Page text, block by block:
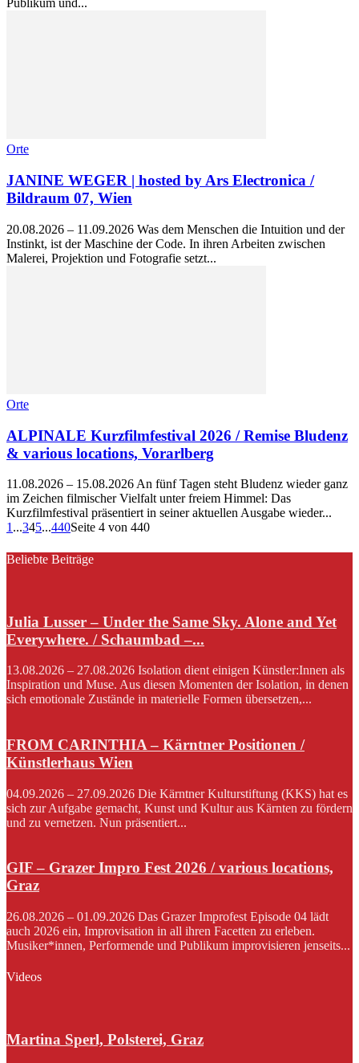
Publikum und...
Orte
JANINE WEGER | hosted by Ars Electronica /
Bildraum 07, Wien
20.08.2026 – 11.09.2026 Was dem Menschen die Intuition und der
Instinkt, ist der Maschine der Code. In ihren Arbeiten zwischen
Malerei, Projektion und Fotografie setzt...
Orte
ALPINALE Kurzfilmfestival 2026 / Remise Bludenz
& various locations, Vorarlberg
11.08.2026 – 15.08.2026 An fünf Tagen steht Bludenz wieder ganz
im Zeichen filmischer Vielfalt unter freiem Himmel: Das
Kurzfilmfestival präsentiert in seiner aktuellen Ausgabe wieder...
1 ...345...440Seite 4 von 440
Beliebte Beiträge
Julia Lusser – Under the Same Sky. Alone and Yet
Everywhere. / Schaumbad –...
13.08.2026 – 27.08.2026 Isolation dient einigen Künstler:Innen als
Inspiration und Muse. Aus diesen Momenten der Isolation, in denen
sich emotionale Zustände in materielle Formen übersetzen,...
FROM CARINTHIA – Kärntner Positionen /
Künstlerhaus Wien
04.09.2026 – 27.09.2026 Die Kärntner Kulturstiftung (KKS) hat es
sich zur Aufgabe gemacht, Kunst und Kultur aus Kärnten zu fördern
und zu vernetzen. Nun präsentiert...
GIF – Grazer Impro Fest 2026 / various locations,
Graz
26.08.2026 – 01.09.2026 Das Grazer Improfest Episode 04 lädt
auch 2026 ein, Improvisation in all ihren Facetten zu erleben.
Musiker*innen, Performende und Publikum improvisieren jenseits...
Videos
Martina Sperl, Polsterei, Graz